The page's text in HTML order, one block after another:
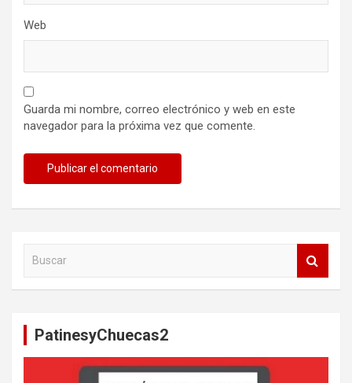
Web
Guarda mi nombre, correo electrónico y web en este
navegador para la próxima vez que comente.
PatinesyChuecas2